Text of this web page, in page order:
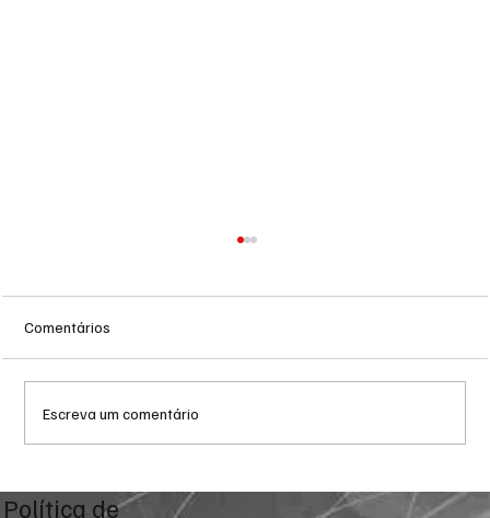
Prefeitura de Campo Grande intensifica
Comentários
Escreva um comentário
Política de